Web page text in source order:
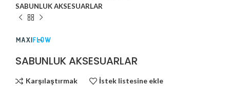
SABUNLUK AKSESUARLAR
SABUNLUK AKSESUARLAR
Karşılaştırmak İstek listesine ekle